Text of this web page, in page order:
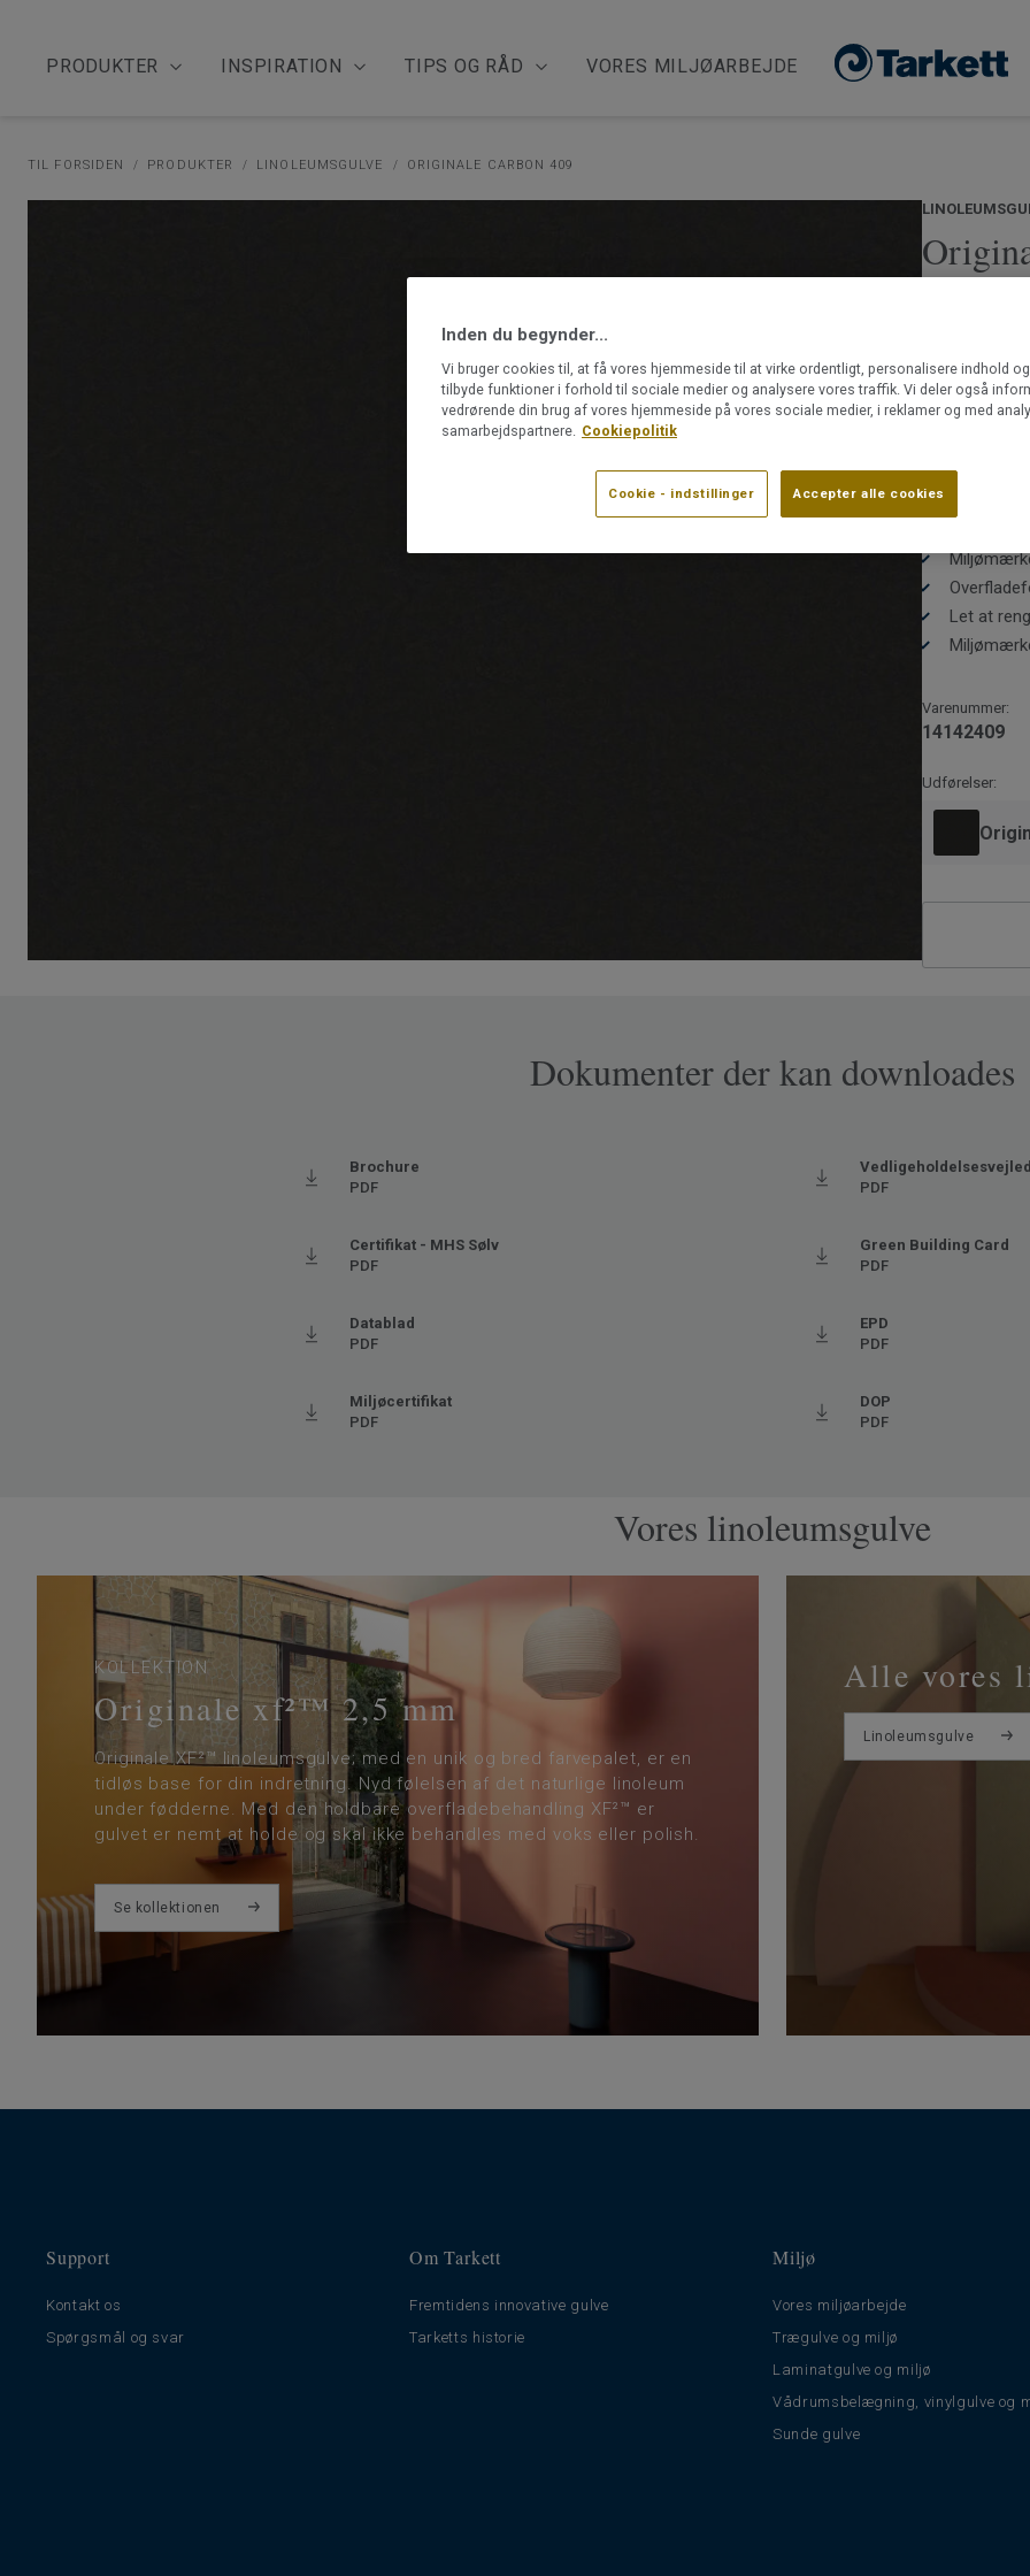
PRODUKTER INSPIRATION TIPS OG RÅD VORES MILJØARBEJDE
TIL FORSIDEN PRODUKTER LINOLEUMSGULVE ORIGINALE CARBON 409
Originale
skabt med
inspireret af
indretning.
holde og
Let at
Varenummer:
14142409
Udførelser:
Dokumenter der kan downloades
Brochure
PDF
PDF
Certifikat - MHS Sølv
PDF
Green Building Card
PDF
Datablad
PDF
EPD
PDF
Miljøcertifikat
PDF
DOP
PDF
Vores linoleumsgulve
KOLLEKTION
Originale xf²™ 2,5 mm
Originale XF²™ linoleumsgulve; med en unik og bred farvepalet, er en
tidløs base for din indretning. Nyd følelsen af det naturlige linoleum
under fødderne. Med den holdbare overfladebehandling XF²™ er
gulvet er nemt at holde og skal ikke behandles med voks eller polish.
Se kollektionen
Alle vores
Linoleumsgulve
Support
Kontakt os
Spørgsmål og svar
Om Tarkett
Fremtidens innovative gulve
Tarketts historie
Miljø
Vores miljøarbejde
Trægulve og miljø
Laminatgulve og miljø
Vådrumsbelægning, vinylgulve og
Sunde gulve
Inden du begynder...
Vi bruger cookies til, at få vores hjemmeside til at virke ordentligt, personalisere indhold og
tilbyde funktioner i forhold til sociale medier og analysere vores traffik. Vi deler også
vedrørende din brug af vores hjemmeside på vores sociale medier, i reklamer og med
samarbejdspartnere. Cookiepolitik
Cookie - indstillinger Accepter alle cookies